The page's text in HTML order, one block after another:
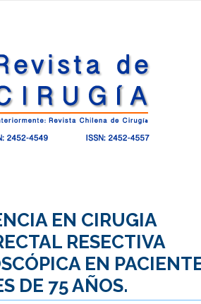
EN CIRUGIA
RESECTIVA
EN
DE 75 AÑOS.